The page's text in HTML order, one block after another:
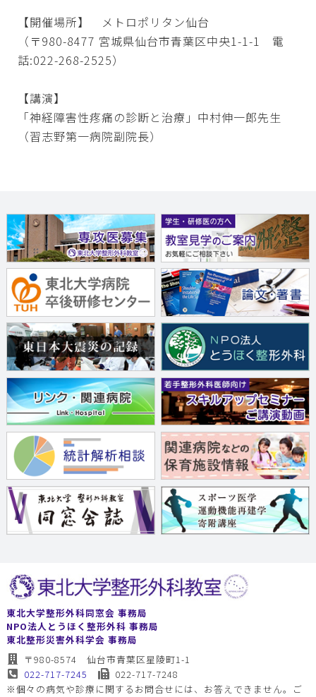
【開催場所】 メトロポリタン仙台
（〒980-8477 宮城県仙台市青葉区中央1-1-1 電
話:022-268-2525）
【講演】
「神経障害性疼痛の診断と治療」中村伸一郎先生
（習志野第一病院副院長）
東北大学整形外科同窓会 事務局
NPO法人とうほく整形外科 事務局
東北整形災害外科学会 事務局
〒980-8574 仙台市青葉区星陵町1-1
022-717-7245
022-717-7248
※個々の病気や診療に関するお問合せには、お答えできません。ご